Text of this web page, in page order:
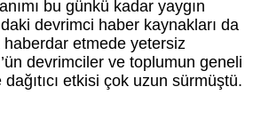
bu günkü kadar yaygın
devrimci haber kaynakları da
haberdar etmede yetersiz
devrimciler ve toplumun geneli
dağıtıcı etkisi çok uzun sürmüştü.